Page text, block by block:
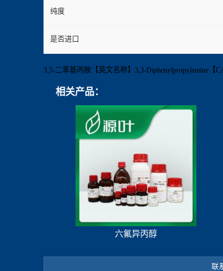
纯度
是否进口
3,3-二苯基丙胺【英文名称】3,3-Diphenylpropylamine【
相关产品：
六氟异丙醇
联